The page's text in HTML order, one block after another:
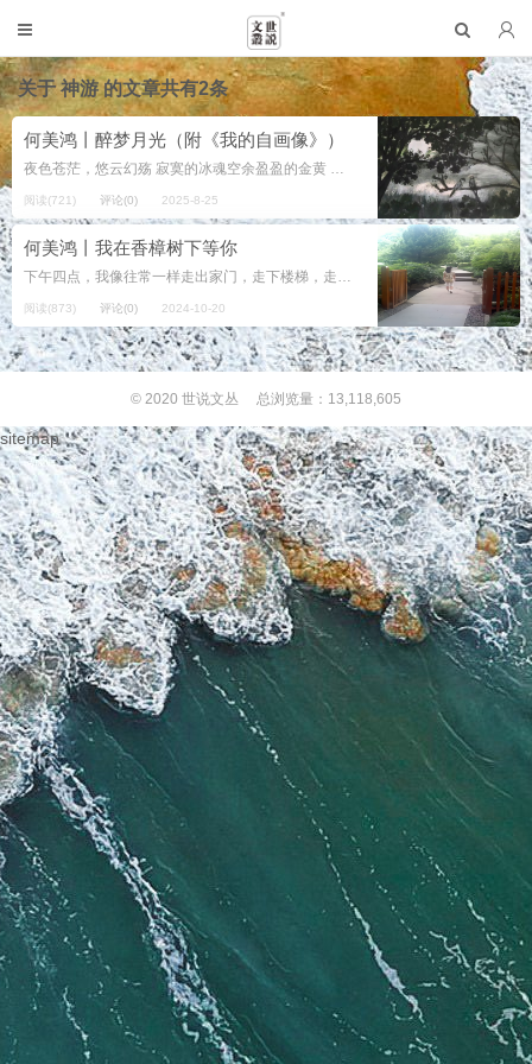
关于神游的文章共有2条
何美鸿丨醉梦月光（附《我的自画像》）
夜色苍茫，悠云幻殇 寂寞的冰魂空余盈盈的金黄 婆娑的树影筛落满池的月光 熟寐的人儿神游梦的墟场 雇佣巡夜的清风奔赴碧池 树枝作秤缀果作砣将月光来称量 揉碎月光，浸渍月光在夜的寒露里 勾兑...
阅读(721) 评论(0) 2025-8-25
何美鸿丨我在香樟树下等你
下午四点，我像往常一样走出家门，走下楼梯，走进通往航大附属学校的西门口，然后在一棵香樟树下站定等你。 通往附属小学的这条马路两侧均栽种了成排的香樟树。香樟树高大茂密的枝叶如伞盖从两边斜逸而出，几乎遮...
阅读(873) 评论(0) 2024-10-20
© 2020 世说文丛 总浏览量：13,118,605
sitemap